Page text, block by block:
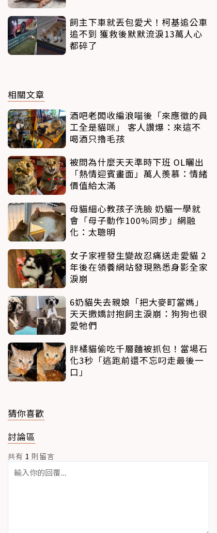
飼主下車就丟包愛犬！柯基追公車
追不到 獲救後默默流淚13萬人心
都碎了
相關文章
酒吧老闆收編浪喵後「來應徵的員
工全是貓咪」 客人讚爆：來這不
喝酒只擼毛孩
被問為什麼天天準時下班 OL曬出
「熱情迎賓畫面」萬人羨慕：情緒
價值給太滿
母貓細心教孩子洗臉 奶貓一學就
會「母子動作100%同步」網融
化：太聰明
女子家裡發生變故忍痛送走愛貓 2
年後在領養網站發現熟悉身影全家
淚崩
6奶貓失去親娘「把大麥町當媽」
天天撒嬌討抱飼主淚崩：狗狗也很
愛牠們
胖橘貓偷吃千層麵被抓包！當場石
化3秒「逃跑前還不忘叼走最後一
口」
猜你喜歡
討論區
共有 1 則留言